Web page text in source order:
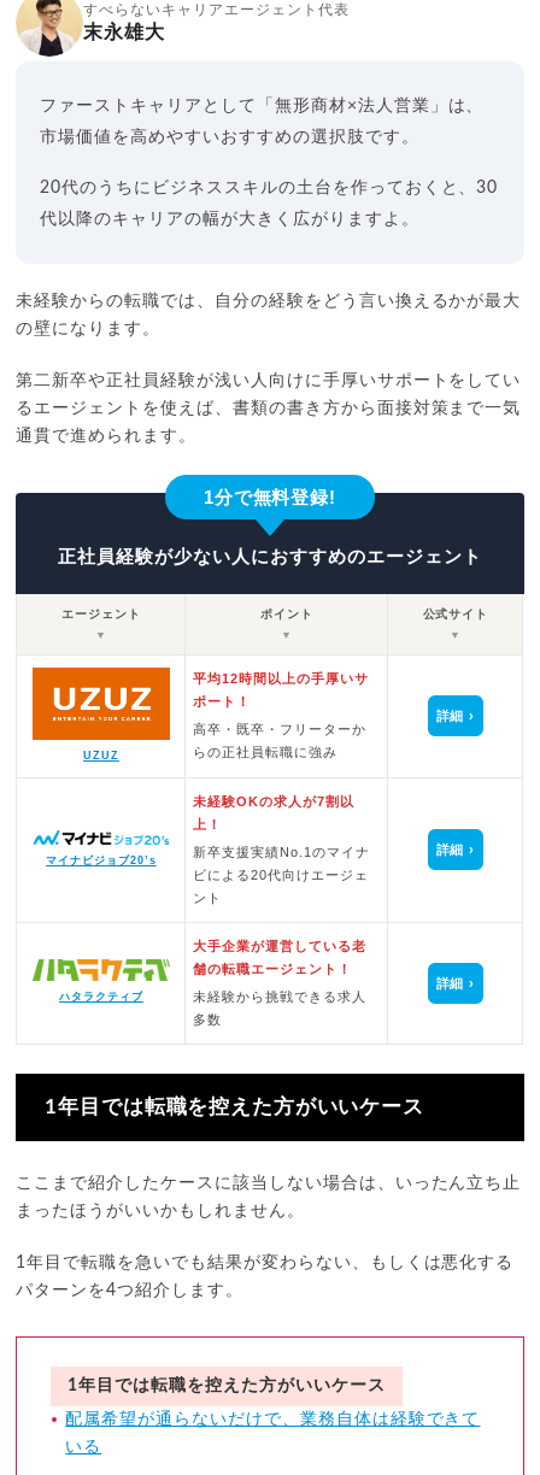
すべらないキャリアエージェント代表
末永雄大
ファーストキャリアとして「無形商材×法人営業」は、
市場価値を高めやすいおすすめの選択肢です。
20代のうちにビジネススキルの土台を作っておくと、30
代以降のキャリアの幅が大きく広がりますよ。
未経験からの転職では、自分の経験をどう言い換えるかが最大
の壁になります。
第二新卒や正社員経験が浅い人向けに手厚いサポートをしてい
るエージェントを使えば、書類の書き方から面接対策まで一気
通貫で進められます。
1分で無料登録!
正社員経験が少ない人におすすめのエージェント
エージェント
▼
ポイント
▼
公式サイト
▼
UZUZ
平均12時間以上の手厚いサ
ポート！
高卒・既卒・フリーターか
らの正社員転職に強み
詳細
マイナビジョブ20’s
未経験OKの求人が7割以
上！
新卒支援実績No.1のマイナ
ビによる20代向けエージェ
ント
詳細
ハタラクティブ
大手企業が運営している老
舗の転職エージェント！
未経験から挑戦できる求人
多数
詳細
1年目では転職を控えた方がいいケース
ここまで紹介したケースに該当しない場合は、いったん立ち止
まったほうがいいかもしれません。
1年目で転職を急いでも結果が変わらない、もしくは悪化する
パターンを4つ紹介します。
1年目では転職を控えた方がいいケース
配属希望が通らないだけで、業務自体は経験できて
いる